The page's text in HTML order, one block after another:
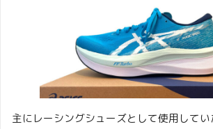
主にレーシングシューズとして使用して